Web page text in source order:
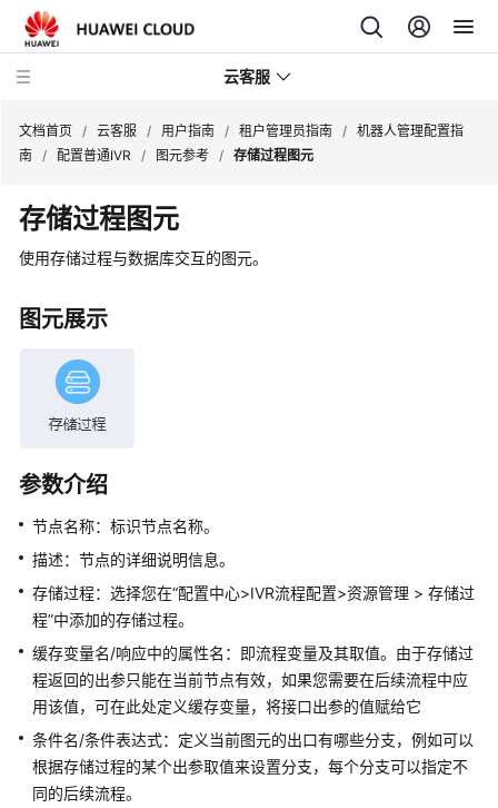
云客服
产
品
介
快
户
指
南
控
制
台
操
作
南
租
文档首页 / 云客服 / 用户指南 / 租户管理员指南 / 机器人管理配置指
南 / 配置普通IVR / 图元参考 / 存储过程图元
存储过程图元
使用存储过程与数据库交互的图元。
图元展示
参数介绍
节点名称：标识节点名称。
描述：节点的详细说明信息。
存储过程：选择您在“配置中心>IVR流程配置>资源管理 > 存储过
程”中添加的存储过程。
缓存变量名/响应中的属性名：即流程变量及其取值。由于存储过
程返回的出参只能在当前节点有效，如果您需要在后续流程中应
用该值，可在此处定义缓存变量，将接口出参的值赋给它
条件名/条件表达式：定义当前图元的出口有哪些分支，例如可以
根据存储过程的某个出参取值来设置分支，每个分支可以指定不
同的后续流程。